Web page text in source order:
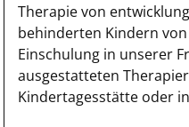
Therapie von
behinderten Kindern
Einschulung in unserer
ausgestatteten
Kindertagesstätte oder in